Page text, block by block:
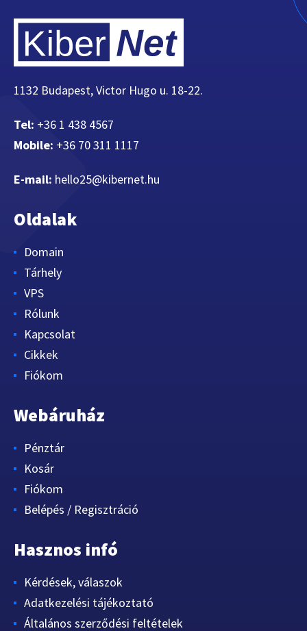
1132 Budapest, Victor Hugo u. 18-22.
Tel: +36 1 438 4567
Mobile: +36 70 311 1117
E-mail: hello25@kibernet.hu
Oldalak
Domain
Tárhely
VPS
Rólunk
Kapcsolat
Cikkek
Fiókom
Webáruház
Pénztár
Kosár
Fiókom
Belépés / Regisztráció
Hasznos infó
Kérdések, válaszok
Adatkezelési tájékoztató
Általános szerződési feltételek